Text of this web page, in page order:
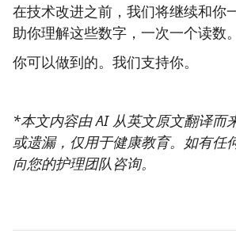
在技术改进之前，我们将继续和
助你理解这些数字，一次一个读数。
你可以做到的。我们支持你。
*本文内容由 AI 从英文原文翻译而
或遗漏，仅用于健康教育。如有任
向您的护理团队咨询。